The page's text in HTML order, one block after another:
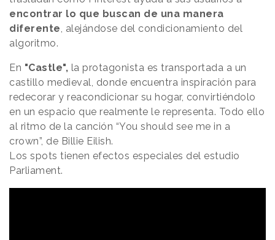
encontrar lo que buscan de una manera
diferente, alejándose del condicionamiento del
algoritmo.
En "Castle", la protagonista es transportada a un
castillo medieval, donde encuentra inspiración para
redecorar y reacondicionar su hogar, convirtiéndolo
en un espacio que realmente le representa. Todo ello
al ritmo de la canción “You should see me in a
crown”, de Billie Eilish.
Los spots tienen efectos especiales del estudio
Parliament.